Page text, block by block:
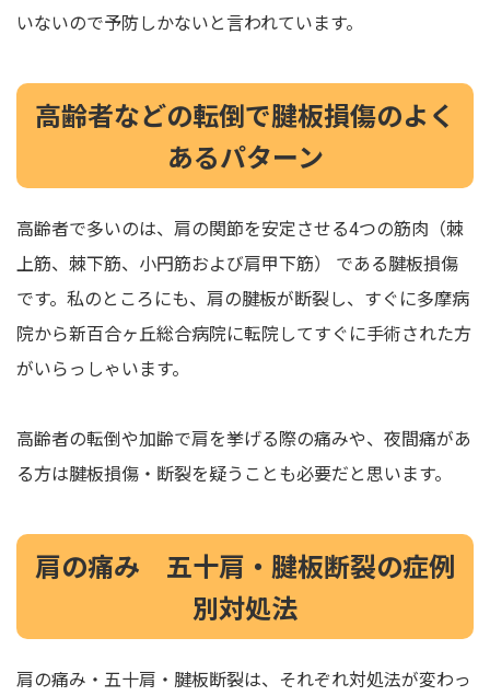
いないので予防しかないと言われています。
高齢者などの転倒で腱板損傷のよく
あるパターン
高齢者で多いのは、肩の関節を安定させる4つの筋肉（棘
上筋、棘下筋、小円筋および肩甲下筋） である腱板損傷
です。私のところにも、肩の腱板が断裂し、すぐに多摩病
院から新百合ヶ丘総合病院に転院してすぐに手術された方
がいらっしゃいます。
高齢者の転倒や加齢で肩を挙げる際の痛みや、夜間痛があ
る方は腱板損傷・断裂を疑うことも必要だと思います。
肩の痛み 五十肩・腱板断裂の症例
別対処法
肩の痛み・五十肩・腱板断裂は、それぞれ対処法が変わっ